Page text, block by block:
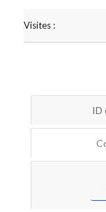
Visites :
ID